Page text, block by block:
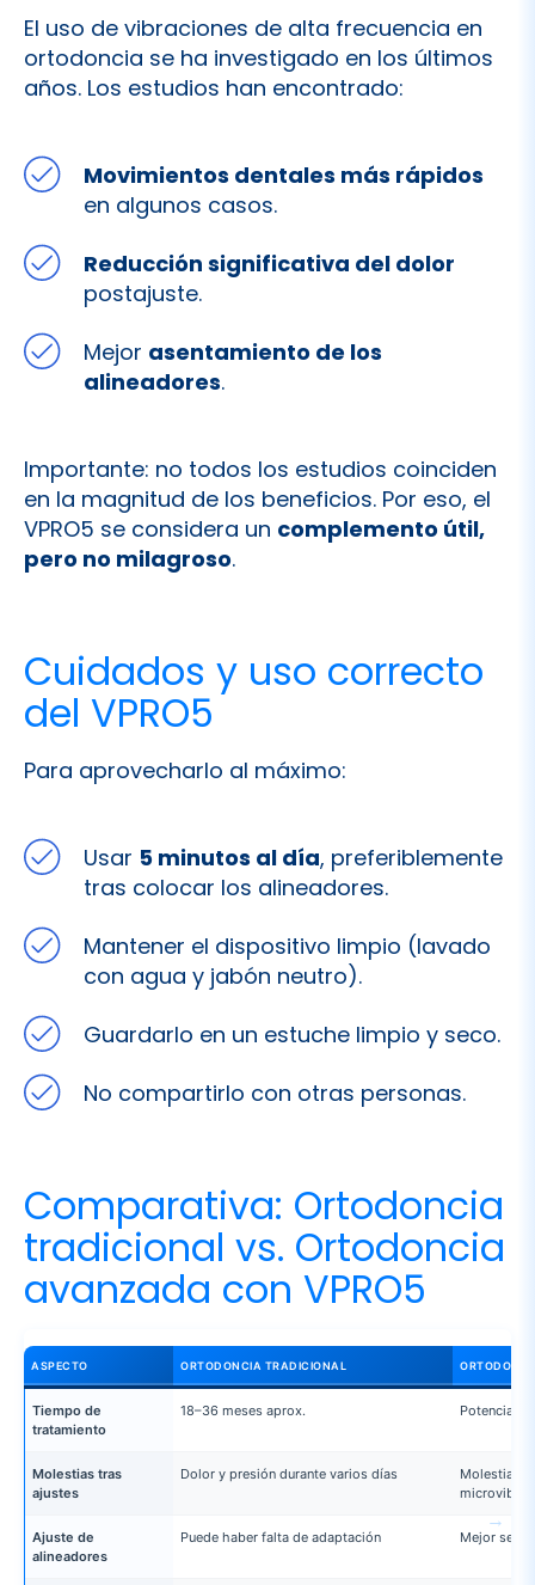
El uso de vibraciones de alta frecuencia en
ortodoncia se ha investigado en los últimos
años. Los estudios han encontrado:
Movimientos dentales más rápidos
en algunos casos.
Reducción significativa del dolor
postajuste.
Mejor asentamiento de los
alineadores.
Importante: no todos los estudios coinciden
en la magnitud de los beneficios. Por eso, el
VPRO5 se considera un complemento útil,
pero no milagroso.
Cuidados y uso correcto
del VPRO5
Para aprovecharlo al máximo:
Usar 5 minutos al día, preferiblemente
tras colocar los alineadores.
Mantener el dispositivo limpio (lavado
con agua y jabón neutro).
Guardarlo en un estuche limpio y seco.
No compartirlo con otras personas.
Comparativa: Ortodoncia
tradicional vs. Ortodoncia
avanzada con VPRO5
ASPECTO ORTODONCIA TRADICIONAL
Tiempo de
tratamiento
18–36 meses aprox. Potencial
Molestias tras
ajustes
Dolor y presión durante varios días
Molestias
Ajuste de
alineadores
Puede haber falta de adaptación Mejor